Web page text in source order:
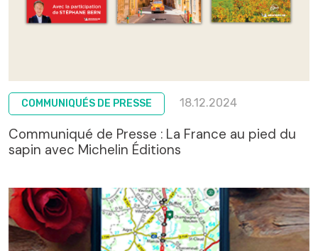
COMMUNIQUÉS DE PRESSE 18.12.2024
Communiqué de Presse : La France au pied du
sapin avec Michelin Éditions